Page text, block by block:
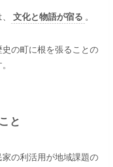
文化と物語が宿る 。
の町に根を張ることの
と
の利活用が地域課題の